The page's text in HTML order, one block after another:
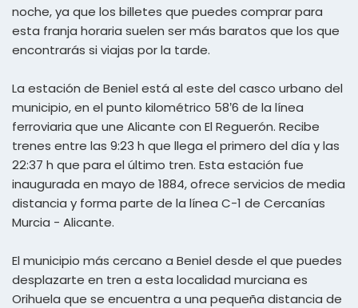
noche, ya que los billetes que puedes comprar para
esta franja horaria suelen ser más baratos que los que
encontrarás si viajas por la tarde.
La estación de Beniel está al este del casco urbano del
municipio, en el punto kilométrico 58’6 de la línea
ferroviaria que une Alicante con El Reguerón. Recibe
trenes entre las 9:23 h que llega el primero del día y las
22:37 h que para el último tren. Esta estación fue
inaugurada en mayo de 1884, ofrece servicios de media
distancia y forma parte de la línea C-1 de Cercanías
Murcia - Alicante.
El municipio más cercano a Beniel desde el que puedes
desplazarte en tren a esta localidad murciana es
Orihuela que se encuentra a una pequeña distancia de